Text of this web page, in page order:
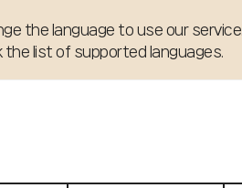
the language to use our service.
the list of supported languages.